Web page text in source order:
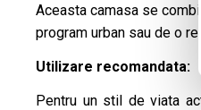
Aceasta camasa se
program urban sau de o
Utilizare recomandata:
Pentru un stil de viata